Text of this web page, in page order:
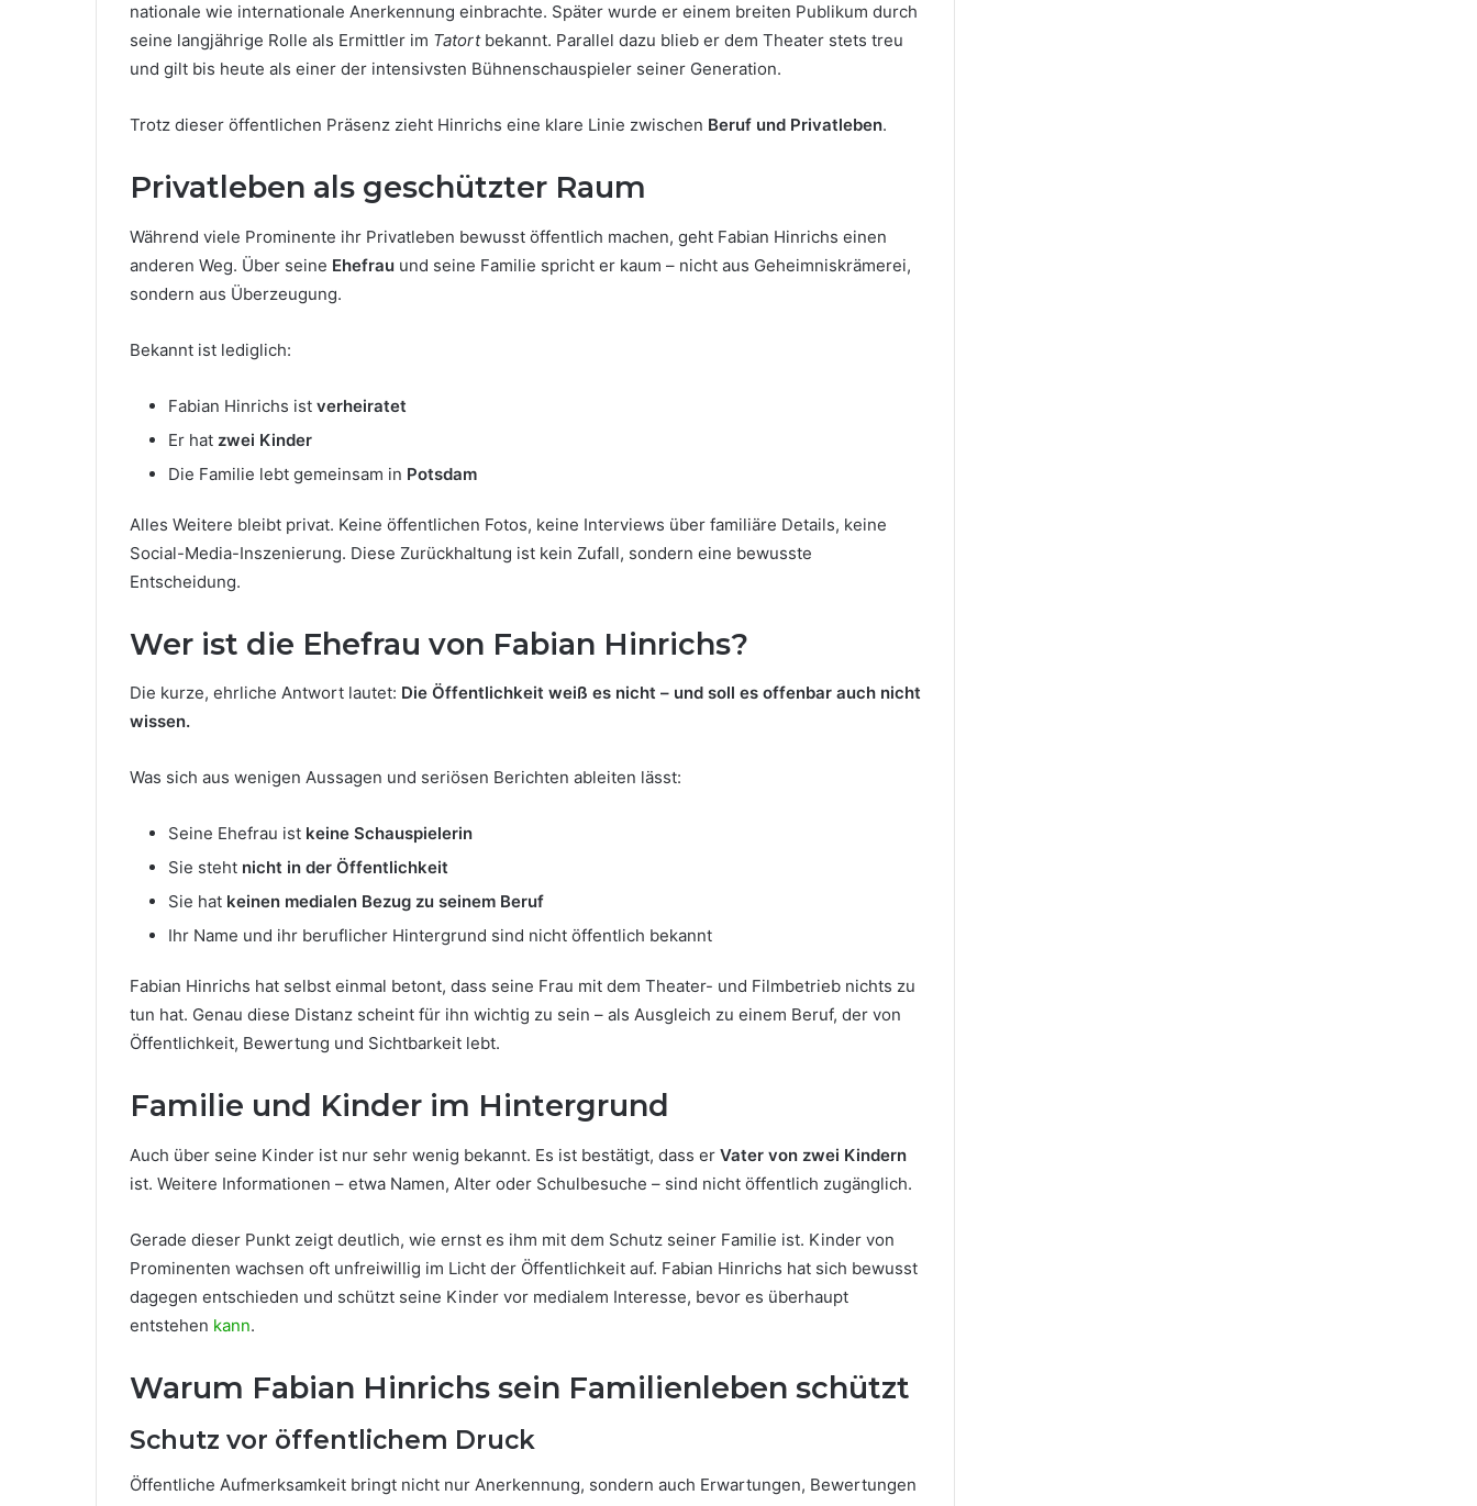
nationale wie internationale Anerkennung einbrachte. Später wurde er einem breiten Publikum durch
seine langjährige Rolle als Ermittler im Tatortbekannt. Parallel dazu blieb er dem Theater stets treu
und gilt bis heute als einer der intensivsten Bühnenschauspieler seiner Generation.
Trotz dieser öffentlichen Präsenz zieht Hinrichs eine klare Linie zwischen Beruf und Privatleben.
Privatleben als geschützter Raum
Während viele Prominente ihr Privatleben bewusst öffentlich machen, geht Fabian Hinrichs einen
anderen Weg. Über seine Ehefrau und seine Familie spricht er kaum – nicht aus Geheimniskrämerei,
sondern aus Überzeugung.
Bekannt ist lediglich:
Fabian Hinrichs ist verheiratet
Er hat zwei Kinder
Die Familie lebt gemeinsam in Potsdam
Alles Weitere bleibt privat. Keine öffentlichen Fotos, keine Interviews über familiäre Details, keine
Social-Media-Inszenierung. Diese Zurückhaltung ist kein Zufall, sondern eine bewusste
Entscheidung.
Wer ist die Ehefrau von Fabian Hinrichs?
Die kurze, ehrliche Antwort lautet: Die Öffentlichkeit weiß es nicht – und soll es offenbar auch nicht
wissen.
Was sich aus wenigen Aussagen und seriösen Berichten ableiten lässt:
Seine Ehefrau ist keine Schauspielerin
Sie steht nicht in der Öffentlichkeit
Sie hat keinen medialen Bezug zu seinem Beruf
Ihr Name und ihr beruflicher Hintergrund sind nicht öffentlich bekannt
Fabian Hinrichs hat selbst einmal betont, dass seine Frau mit dem Theater- und Filmbetrieb nichts zu
tun hat. Genau diese Distanz scheint für ihn wichtig zu sein – als Ausgleich zu einem Beruf, der von
Öffentlichkeit, Bewertung und Sichtbarkeit lebt.
Familie und Kinder im Hintergrund
Auch über seine Kinder ist nur sehr wenig bekannt. Es ist bestätigt, dass er Vater von zwei Kindern
ist. Weitere Informationen – etwa Namen, Alter oder Schulbesuche – sind nicht öffentlich zugänglich.
Gerade dieser Punkt zeigt deutlich, wie ernst es ihm mit dem Schutz seiner Familie ist. Kinder von
Prominenten wachsen oft unfreiwillig im Licht der Öffentlichkeit auf. Fabian Hinrichs hat sich bewusst
dagegen entschieden und schützt seine Kinder vor medialem Interesse, bevor es überhaupt
entstehen kann.
Warum Fabian Hinrichs sein Familienleben schützt
Schutz vor öffentlichem Druck
Öffentliche Aufmerksamkeit bringt nicht nur Anerkennung, sondern auch Erwartungen, Bewertungen